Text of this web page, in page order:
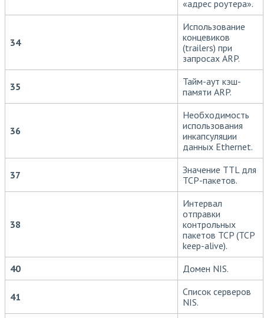
«адрес роутера».
34
Использование
концевиков
(trailers) при
запросах ARP.
35
Тайм-аут кэш-
памяти ARP.
36
Необходимость
использования
инкапсуляции
данных Ethernet.
37
Значение TTL для
TCP-пакетов.
38
Интервал
отправки
контрольных
пакетов TCP (TCP
keep-alive).
40
Домен NIS.
41
Список серверов
NIS.